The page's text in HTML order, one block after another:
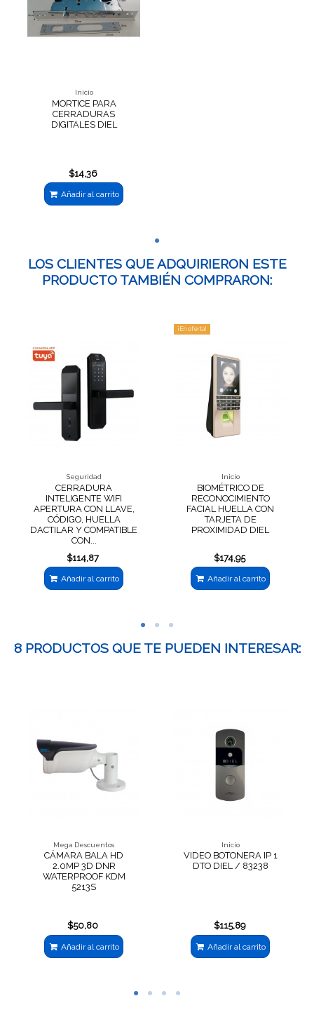
Inicio
MORTICE PARA
CERRADURAS
DIGITALES DIEL
$14,36
Añadir al carrito
LOS CLIENTES QUE ADQUIRIERON ESTE
PRODUCTO TAMBIÉN COMPRARON:
Seguridad
CERRADURA
INTELIGENTE WIFI
APERTURA CON LLAVE,
CÓDIGO, HUELLA
DACTILAR Y COMPATIBLE
CON...
$114,87
Añadir al carrito
¡En oferta!
Inicio
BIOMÉTRICO DE
RECONOCIMIENTO
FACIAL HUELLA CON
TARJETA DE
PROXIMIDAD DIEL
$174,95
Añadir al carrito
8 PRODUCTOS QUE TE PUEDEN INTERESAR:
Mega Descuentos
CÁMARA BALA HD
2.0MP 3D DNR
WATERPROOF KDM
5213S
$50,80
Añadir al carrito
Inicio
VIDEO BOTONERA IP 1
DTO DIEL / 83238
$115,89
Añadir al carrito